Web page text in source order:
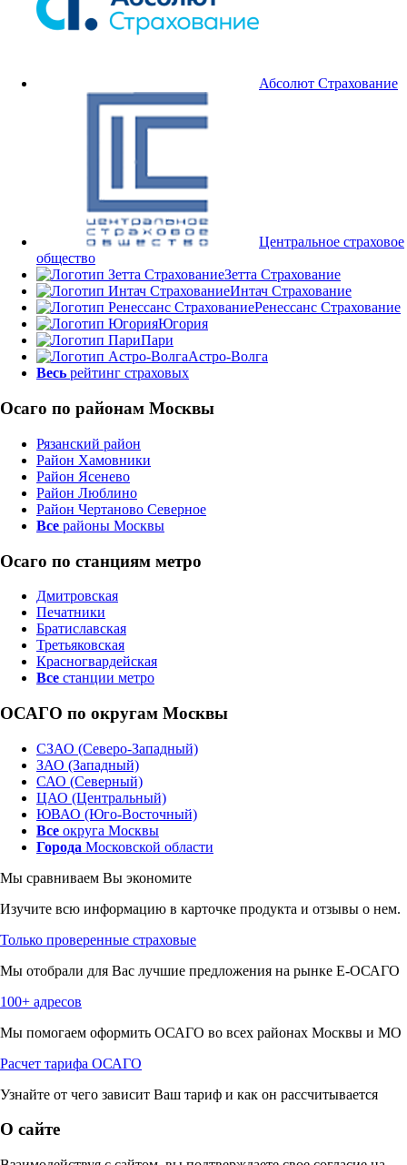
Абсолют Страхование
Центральное страховое
общество
Зетта Страхование
Интач Страхование
Ренессанс Страхование
Югория
Пари
Астро-Волга
Весь рейтинг страховых
Осаго по районам Москвы
Рязанский район
Район Хамовники
Район Ясенево
Район Люблино
Район Чертаново Северное
Все районы Москвы
Осаго по станциям метро
Дмитровская
Печатники
Братиславская
Третьяковская
Красногвардейская
Все станции метро
ОСАГО по округам Москвы
СЗАО (Северо-Западный)
ЗАО (Западный)
САО (Северный)
ЦАО (Центральный)
ЮВАО (Юго-Восточный)
Все округа Москвы
Города Московской области
Мы сравниваем Вы экономите
Изучите всю информацию в карточке продукта и отзывы о нем.
Только проверенные страховые
Мы отобрали для Вас лучшие предложения на рынке Е-ОСАГО
100+ адресов
Мы помогаем оформить ОСАГО во всех районах Москвы и МО
Расчет тарифа ОСАГО
Узнайте от чего зависит Ваш тариф и как он рассчитывается
О сайте